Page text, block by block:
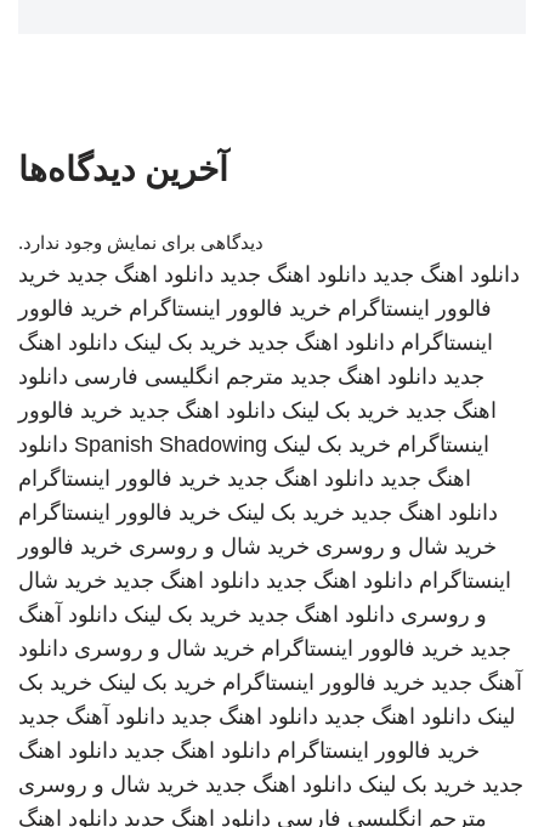
آخرین دیدگاه‌ها
دیدگاهی برای نمایش وجود ندارد.
دانلود اهنگ جدید دانلود اهنگ جدید دانلود اهنگ جدید خرید
فالوور اینستاگرام خرید فالوور اینستاگرام خرید فالوور
اینستاگرام دانلود اهنگ جدید خرید بک لینک دانلود اهنگ
جدید دانلود اهنگ جدید مترجم انگلیسی فارسی دانلود
اهنگ جدید خرید بک لینک دانلود اهنگ جدید خرید فالوور
اینستاگرام خرید بک لینک Spanish Shadowing دانلود
اهنگ جدید دانلود اهنگ جدید خرید فالوور اینستاگرام
دانلود اهنگ جدید خرید بک لینک خرید فالوور اینستاگرام
خرید شال و روسری خرید شال و روسری خرید فالوور
اینستاگرام دانلود اهنگ جدید دانلود اهنگ جدید خرید شال
و روسری دانلود اهنگ جدید خرید بک لینک دانلود آهنگ
جدید خرید فالوور اینستاگرام خرید شال و روسری دانلود
آهنگ جدید خرید فالوور اینستاگرام خرید بک لینک خرید بک
لینک دانلود اهنگ جدید دانلود اهنگ جدید دانلود آهنگ جدید
خرید فالوور اینستاگرام دانلود اهنگ جدید دانلود اهنگ
جدید خرید بک لینک دانلود اهنگ جدید خرید شال و روسری
مترجم انگلیسی فارسی دانلود اهنگ جدید دانلود اهنگ